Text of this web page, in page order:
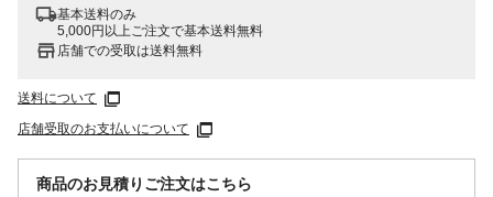
基本送料のみ
5,000円以上ご注文で基本送料無料
店舗での受取は送料無料
送料について
店舗受取のお支払いについて
商品のお見積りご注文はこちら